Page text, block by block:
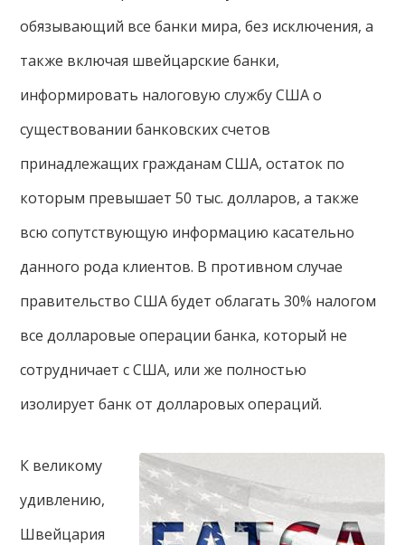
обязывающий все банки мира, без исключения, а
также включая швейцарские банки,
информировать налоговую службу США о
существовании банковских счетов
принадлежащих гражданам США, остаток по
которым превышает 50 тыс. долларов, а также
всю сопутствующую информацию касательно
данного рода клиентов. В противном случае
правительство США будет облагать 30% налогом
все долларовые операции банка, который не
сотрудничает с США, или же полностью
изолирует банк от долларовых операций.
К великому
удивлению,
Швейцария